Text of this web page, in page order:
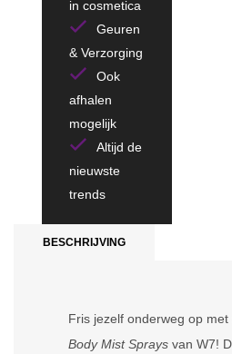
in cosmetica
Geuren
& Verzorging
Ook
afhalen
mogelijk
Altijd de
nieuwste
trends
BESCHRIJVING
Fris jezelf onderweg op met
Body Mist Sprays van W7!